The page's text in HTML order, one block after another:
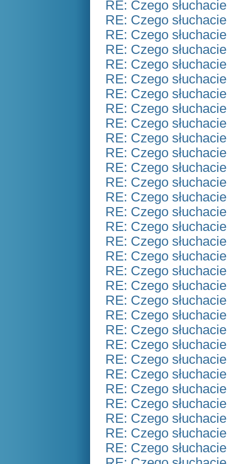
RE: Czego
RE: Czego
RE: Czego
RE: Czego
RE: Czego
RE: Czego
RE: Czego
RE: Czego
RE: Czego
RE: Czego
RE: Czego
RE: Czego
RE: Czego
RE: Czego
RE: Czego
RE: Czego
RE: Czego
RE: Czego
RE: Czego
RE: Czego
RE: Czego
RE: Czego
RE: Czego
RE: Czego
RE: Czego
RE: Czego
RE: Czego
RE: Czego
RE: Czego
RE: Czego
RE: Czego